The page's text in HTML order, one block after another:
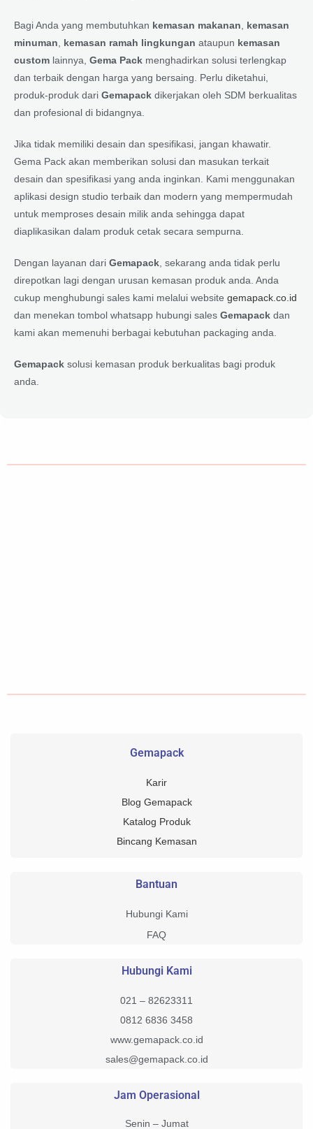
Bagi Anda yang membutuhkan kemasan makanan
kemasan
minuman
kemasan ramah lingkungan ataupun kemasan
custom lainnya, Gema Pack menghadirkan solusi terlengkap
dan terbaik dengan harga yang bersaing. Perlu diketahui,
produk-produk dari Gemapack dikerjakan oleh SDM berkualitas
dan profesional di bidangnya.
Jika tidak memiliki desain dan spesifikasi, jangan khawatir.
Gema Pack akan memberikan solusi dan masukan terkait
desain dan spesifikasi yang anda inginkan. Kami menggunakan
aplikasi design studio terbaik dan modern yang mempermudah
untuk memproses desain milik anda sehingga dapat
diaplikasikan dalam produk cetak secara sempurna.
Dengan layanan dari Gemapack , sekarang anda tidak perlu
direpotkan lagi dengan urusan kemasan produk anda. Anda
cukup menghubungi sales kami melalui website gemapack.co.id
dan menekan tombol whatsapp hubungi sales Gemapack dan
kami akan memenuhi berbagai kebutuhan packaging anda.
Gemapack solusi kemasan produk berkualitas bagi produk
anda.
Gemapack
Karir
Blog Gemapack
Katalog Produk
Bincang Kemasan
Bantuan
Hubungi Kami
FAQ
Hubungi Kami
021 – 82623311
0812 6836 3458
www.gemapack.co.id
sales@gemapack.co.id
Jam Operasional
Senin – Jumat